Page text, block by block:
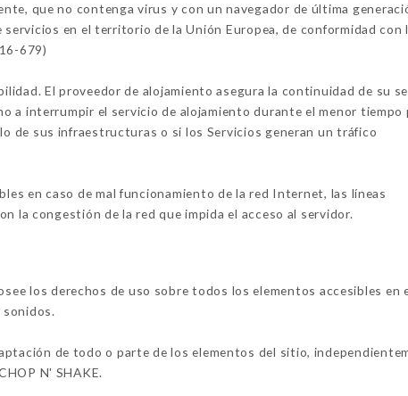
que no contenga virus y con un navegador de última
en el territorio de la Unión Europea, de conformidad con
679)
El proveedor de alojamiento asegura la continuidad de su
a interrumpir el servicio de alojamiento durante el menor tiempo
de sus infraestructuras o si los Servicios generan un tráfico
en caso de mal funcionamiento de la red Internet, las líneas
la congestión de la red que impida el acceso al servidor.
los derechos de uso sobre todos los elementos accesibles en
de todo o parte de los elementos del sitio,
N' SHAKE.